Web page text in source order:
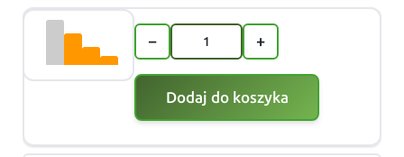
− +
Dodaj do koszyka